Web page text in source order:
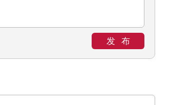
发布